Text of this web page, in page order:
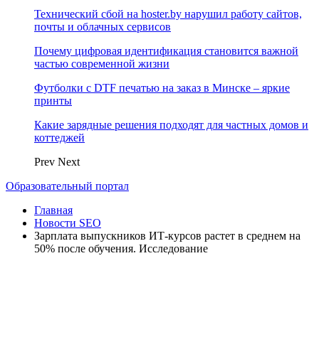
Технический сбой на hoster.by нарушил работу сайтов,
почты и облачных сервисов
Почему цифровая идентификация становится важной
частью современной жизни
Футболки с DTF печатью на заказ в Минске – яркие
принты
Какие зарядные решения подходят для частных домов и
коттеджей
Prev Next
Образовательный портал
Главная
Новости SEO
Зарплата выпускников ИТ-курсов растет в среднем на
50% после обучения. Исследование